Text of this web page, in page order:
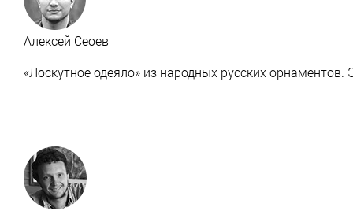
Алексей Сеоев
«Лоскутное одеяло» из народных русских орнаментов.